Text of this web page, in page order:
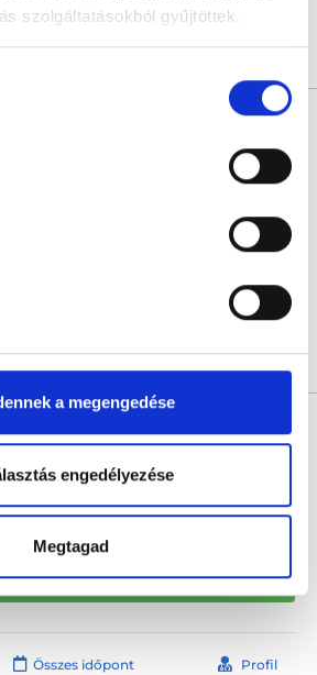
szolgáltatásokból gyűjtöttek.
info/foglaljorvost-
a megengedése
engedélyezése
Megtagad
5.0
3 értékelés
Corvin
időpont:augusztus 24.
Összes időpont Profil